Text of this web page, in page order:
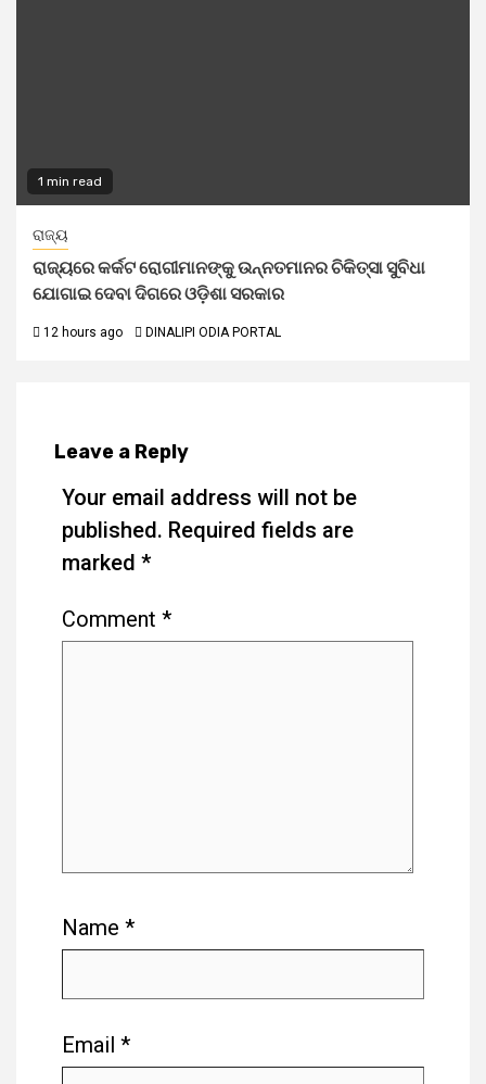
1 min read
ରାଜ୍ୟ
ରାଜ୍ୟରେ କର୍କଟ ରୋଗୀମାନଙ୍କୁ ଉନ୍ନତମାନର ଚିକିତ୍ସା ସୁବିଧା
ଯୋଗାଇ ଦେବା ଦିଗରେ ଓଡ଼ିଶା ସରକାର
12 hours ago DINALIPI ODIA PORTAL
Leave a Reply
Your email address will not be
published. Required fields are
marked *
Comment *
Name *
Email *